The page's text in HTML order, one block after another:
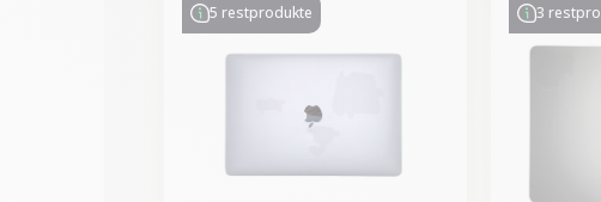
5 restprodukte 3